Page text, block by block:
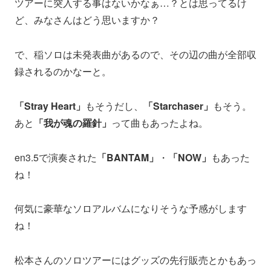
ツアーに突入する事はないかなぁ…？とは思ってるけ
ど、みなさんはどう思いますか？
で、稲ソロは未発表曲があるので、その辺の曲が全部収
録されるのかなーと。
「Stray Heart」 もそうだし、 「Starchaser」 もそう。
あと 「我が魂の羅針」 って曲もあったよね。
en3.5で演奏された 「BANTAM」 ・ 「NOW」 もあった
ね！
何気に豪華なソロアルバムになりそうな予感がします
ね！
松本さんのソロツアーにはグッズの先行販売とかもあっ